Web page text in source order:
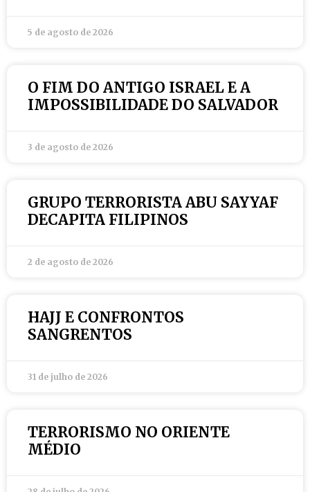
5 de agosto de 2026
O FIM DO ANTIGO ISRAEL E A
IMPOSSIBILIDADE DO SALVADOR
3 de agosto de 2026
GRUPO TERRORISTA ABU SAYYAF
DECAPITA FILIPINOS
2 de agosto de 2026
HAJJ E CONFRONTOS
SANGRENTOS
31 de julho de 2026
TERRORISMO NO ORIENTE
MÉDIO